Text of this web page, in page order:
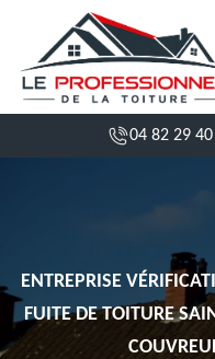
04 82 29
ENTREPRISE
FUITE DE TOITURE